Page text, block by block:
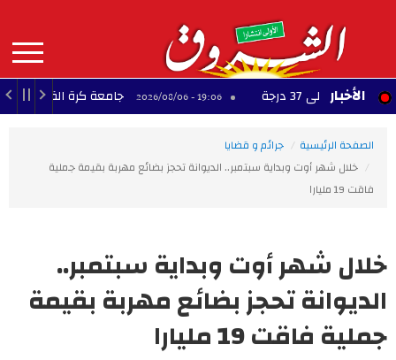
contenu
principal
MAIN
NAVIGATION الأخبار
37 درجة 19:06 - 2026/08/06 جامعة كرة القدم: ناجي
الصفحة الرئيسية
جرائم و قضايا
خلال شهر أوت وبداية سبتمبر.. الديوانة تحجز بضائع مهربة بقيمة جملية
فاقت 19 مليارا
خلال شهر أوت وبداية سبتمبر..
الديوانة تحجز بضائع مهربة بقيمة
جملية فاقت 19 مليارا